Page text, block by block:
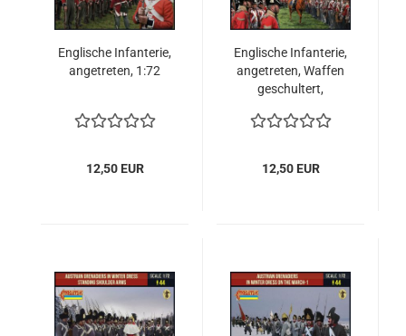
Englische Infanterie,
angetreten, 1:72
12,50 EUR
Englische Infanterie,
angetreten, Waffen
geschultert,
Epoche 1:72
12,50 EUR